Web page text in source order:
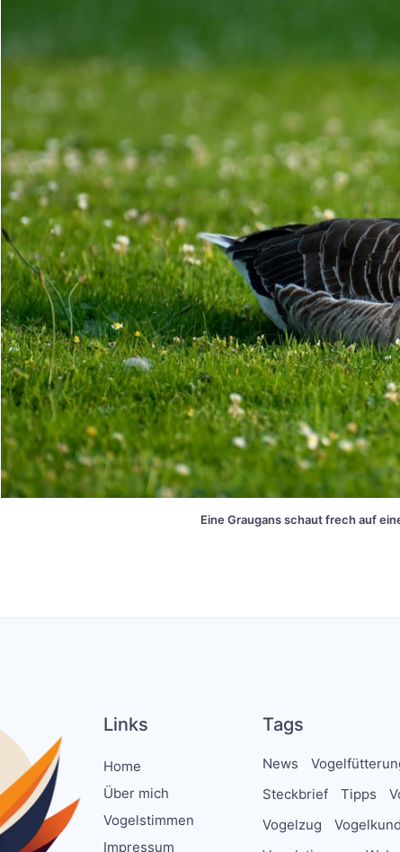
Eine Graugans schaut frech auf
Links
Home
Über mich
Vogelstimmen
Impressum
Tags
News
Steckbrief
Tipps
Vogelzug